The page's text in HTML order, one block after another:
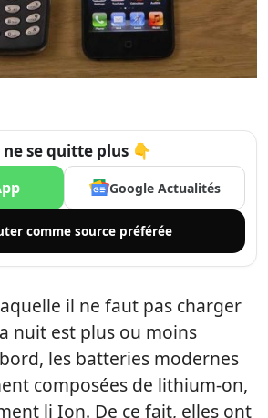
ne se quitte plus 👇
Google Actualités
comme source préférée
il ne faut pas charger
nuit est plus ou moins
les batteries modernes
composées de lithium-on,
li Ion. De ce fait, elles ont